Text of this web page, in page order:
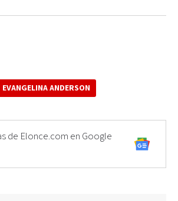
EVANGELINA ANDERSON
de Elonce.com en Google